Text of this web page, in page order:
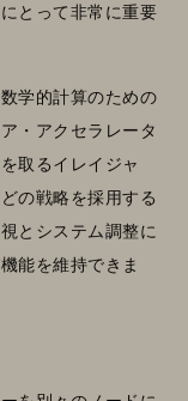
とって非常に重要
学的計算のための
・アクセラレータ
取るイレイジャ
の戦略を採用する
とシステム調整に
能を維持できま